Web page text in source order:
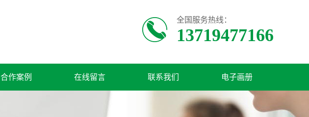
全国服务热线：
13719477166
合作案例 在线留言 联系我们 电子画册